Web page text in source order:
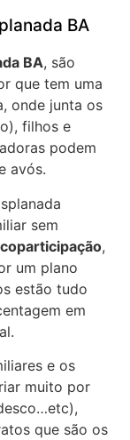
BA
BA, são
que tem uma
onde junta os
filhos e
podem
avós.
sem
,
um plano
estão tudo
em
e os
muito por
que são os